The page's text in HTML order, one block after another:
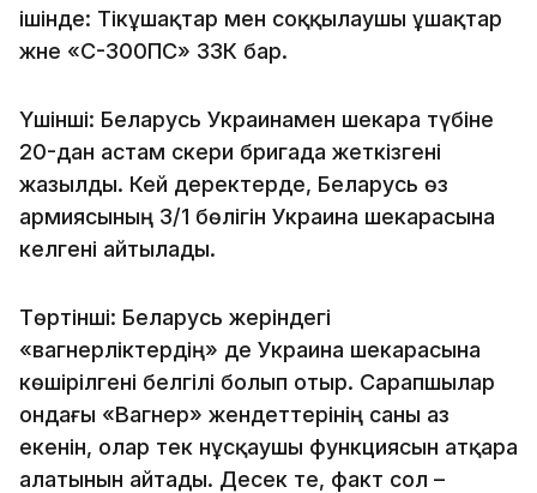
ішінде: Тікұшақтар мен соққылаушы ұшақтар
және «С-300ПС» ЗЗК бар.
Үшінші: Беларусь Украинамен шекара түбіне
20-дан астам әскери бригада жеткізгені
жазылды. Кей деректерде, Беларусь өз
армиясының 3/1 бөлігін Украина шекарасына
әкелгені айтылады.
Төртінші: Беларусь жеріндегі
«вагнерліктердің» де Украина шекарасына
көшірілгені белгілі болып отыр. Сарапшылар
ондағы «Вагнер» жендеттерінің саны аз
екенін, олар тек нұсқаушы функциясын атқара
алатынын айтады. Десек те, факт сол –